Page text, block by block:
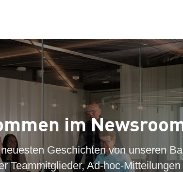
im
Geschichten von unseren
Teammitglieder, Ad-hoc-